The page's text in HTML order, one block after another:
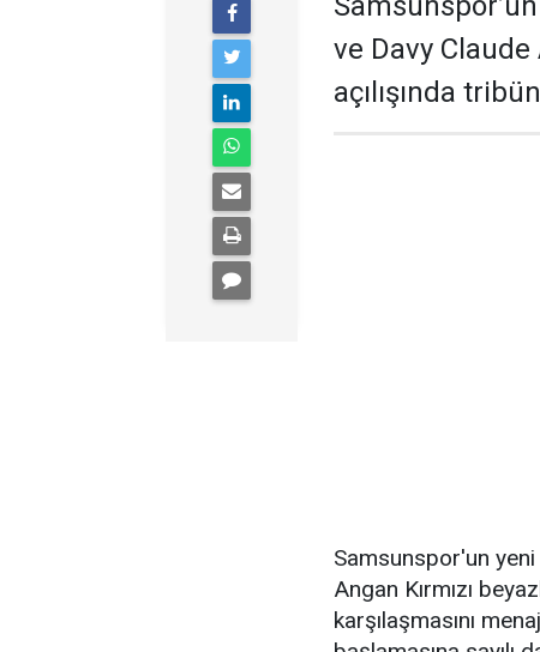
ve Davy Claude
açılışında
Samsunspor'un
Angan Kırmızı
karşılaşmasını